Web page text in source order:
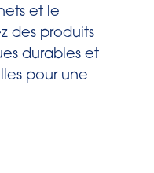
et le
des produits
durables et
pour une